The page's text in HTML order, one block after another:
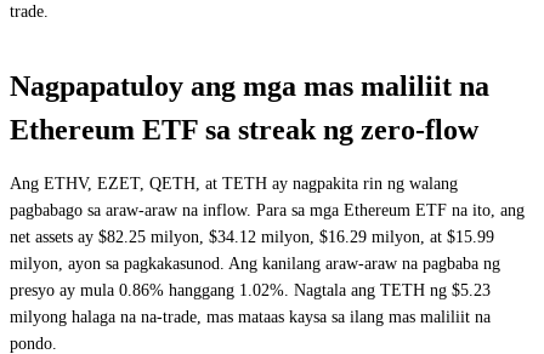
trade.
Nagpapatuloy ang mga mas maliliit na
Ethereum ETF sa streak ng zero-flow
Ang ETHV, EZET, QETH, at TETH ay nagpakita rin ng walang
pagbabago sa araw-araw na inflow. Para sa mga Ethereum ETF na ito, ang
net assets ay $82.25 milyon, $34.12 milyon, $16.29 milyon, at $15.99
milyon, ayon sa pagkakasunod. Ang kanilang araw-araw na pagbaba ng
presyo ay mula 0.86% hanggang 1.02%. Nagtala ang TETH ng $5.23
milyong halaga na na-trade, mas mataas kaysa sa ilang mas maliliit na
pondo.